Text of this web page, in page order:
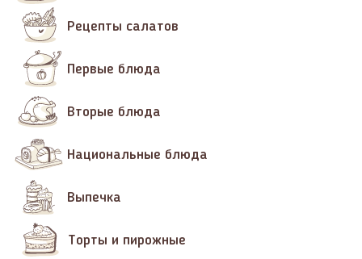
Рецепты салатов
Первые блюда
Вторые блюда
Национальные блюда
Выпечка
Торты и пирожные